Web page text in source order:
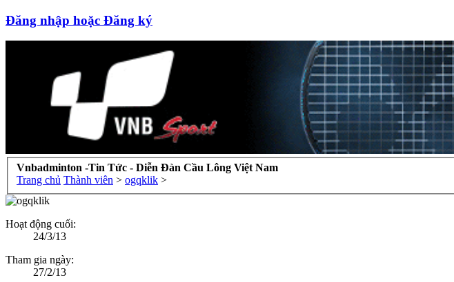
Đăng nhập hoặc Đăng ký
Vnbadminton -Tin Tức - Diễn Đàn Cầu Lông Việt Nam
Trang chủ Thành viên > ogqklik >
Hoạt động cuối:
24/3/13
Tham gia ngày:
27/2/13